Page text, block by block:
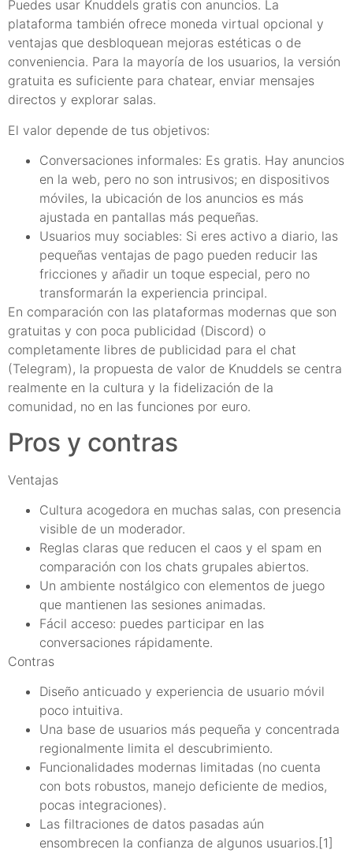
Puedes usar Knuddels gratis con anuncios. La
plataforma también ofrece moneda virtual opcional y
ventajas que desbloquean mejoras estéticas o de
conveniencia. Para la mayoría de los usuarios, la versión
gratuita es suficiente para chatear, enviar mensajes
directos y explorar salas.
El valor depende de tus objetivos:
Conversaciones informales: Es gratis. Hay anuncios
en la web, pero no son intrusivos; en dispositivos
móviles, la ubicación de los anuncios es más
ajustada en pantallas más pequeñas.
Usuarios muy sociables: Si eres activo a diario, las
pequeñas ventajas de pago pueden reducir las
fricciones y añadir un toque especial, pero no
transformarán la experiencia principal.
En comparación con las plataformas modernas que son
gratuitas y con poca publicidad (Discord) o
completamente libres de publicidad para el chat
(Telegram), la propuesta de valor de Knuddels se centra
realmente en la cultura y la fidelización de la
comunidad, no en las funciones por euro.
Pros y contras
Ventajas
Cultura acogedora en muchas salas, con presencia
visible de un moderador.
Reglas claras que reducen el caos y el spam en
comparación con los chats grupales abiertos.
Un ambiente nostálgico con elementos de juego
que mantienen las sesiones animadas.
Fácil acceso: puedes participar en las
conversaciones rápidamente.
Contras
Diseño anticuado y experiencia de usuario móvil
poco intuitiva.
Una base de usuarios más pequeña y concentrada
regionalmente limita el descubrimiento.
Funcionalidades modernas limitadas (no cuenta
con bots robustos, manejo deficiente de medios,
pocas integraciones).
Las filtraciones de datos pasadas aún
ensombrecen la confianza de algunos usuarios.[1]